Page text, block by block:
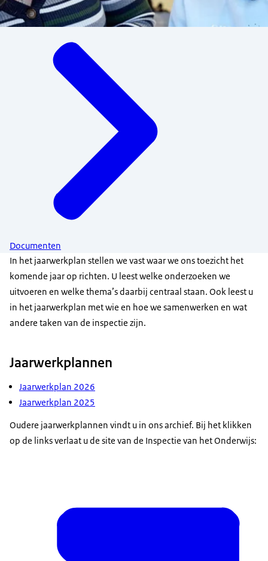
Documenten
In het jaarwerkplan stellen we vast waar we ons toezicht het
komende jaar op richten. U leest welke onderzoeken we
uitvoeren en welke thema’s daarbij centraal staan. Ook leest u
in het jaarwerkplan met wie en hoe we samenwerken en wat
andere taken van de inspectie zijn.
Jaarwerkplannen
Jaarwerkplan 2026
Jaarwerkplan 2025
Oudere jaarwerkplannen vindt u in ons archief. Bij het klikken
op de links verlaat u de site van de Inspectie van het Onderwijs: